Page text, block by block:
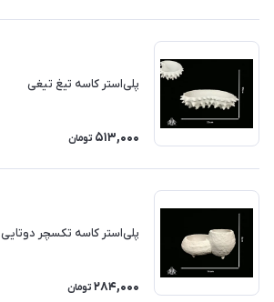
پلی‌استر کاسه تیغ تیغی
513,000 تومان
پلی‌استر کاسه تکسچر دوتایی
284,000 تومان